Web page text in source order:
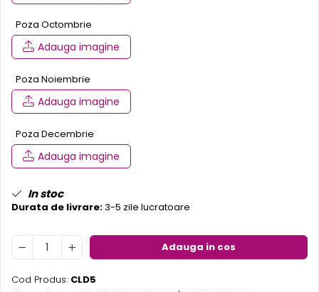
Poza Octombrie
Adauga imagine
Poza Noiembrie
Adauga imagine
Poza Decembrie
Adauga imagine
In stoc
Durata de livrare:3-5 zile lucratoare
Adauga in cos
Cod Produs: CLD5